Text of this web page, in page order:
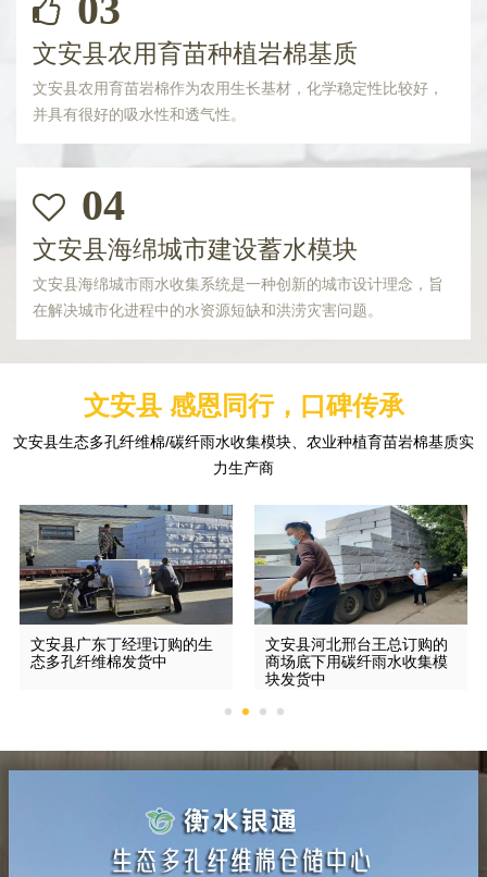
文安县农用育苗种植岩棉基质
文安县农用育苗岩棉作为农用生长基材，化学稳定性比较好，
并具有很好的吸水性和透气性。
04
文安县海绵城市建设蓄水模块
文安县海绵城市雨水收集系统是一种创新的城市设计理念，旨
在解决城市化进程中的水资源短缺和洪涝灾害问题。
文安县 感恩同行，口碑传承
文安县生态多孔纤维棉/碳纤雨水收集模块、农业种植育苗岩棉基质实
力生产商
文安县广东丁经理订购的生
态多孔纤维棉发货中
文安县河北邢台王总订购的
商场底下用碳纤雨水收集模
块发货中